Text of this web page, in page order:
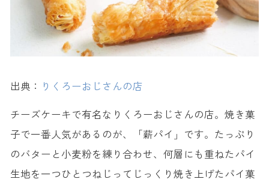
出典： りくろーおじさんの店
チーズケーキで有名なりくろーおじさんの店。焼き菓
子で一番人気があるのが、「薪パイ」です。たっぷり
のバターと小麦粉を練り合わせ、何層にも重ねたパイ
生地を一つひとつねじってじっくり焼き上げたパイ菓